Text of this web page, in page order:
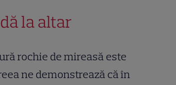
la altar
rochie de mireasă este
ne demonstrează că în